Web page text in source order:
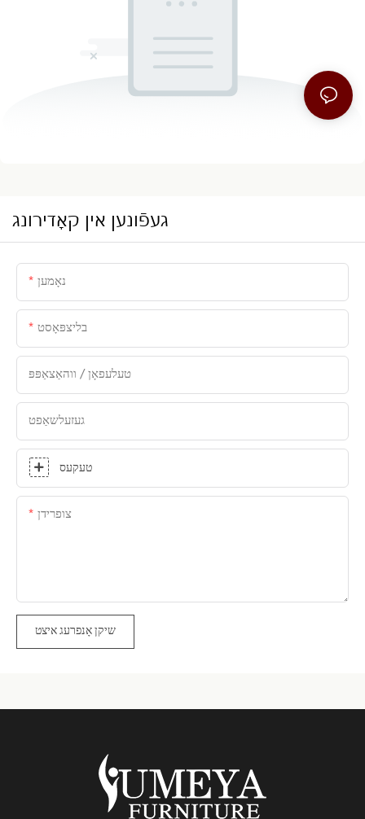
געפֿונען אין קאָדירונג
נאָמען
בליצפּאָסט
טעלעפאָן / ווהאַצאַפּפּ
געזעלשאַפט
טעקעס
צופרידן
שיקן אָנפרעג איצט